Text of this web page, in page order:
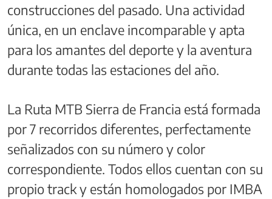
construcciones del pasado. Una actividad
única, en un enclave incomparable y apta
para los amantes del deporte y la aventura
durante todas las estaciones del año.
La Ruta MTB Sierra de Francia está formada
por 7 recorridos diferentes, perfectamente
señalizados con su número y color
correspondiente. Todos ellos cuentan con su
propio track y están homologados por IMBA